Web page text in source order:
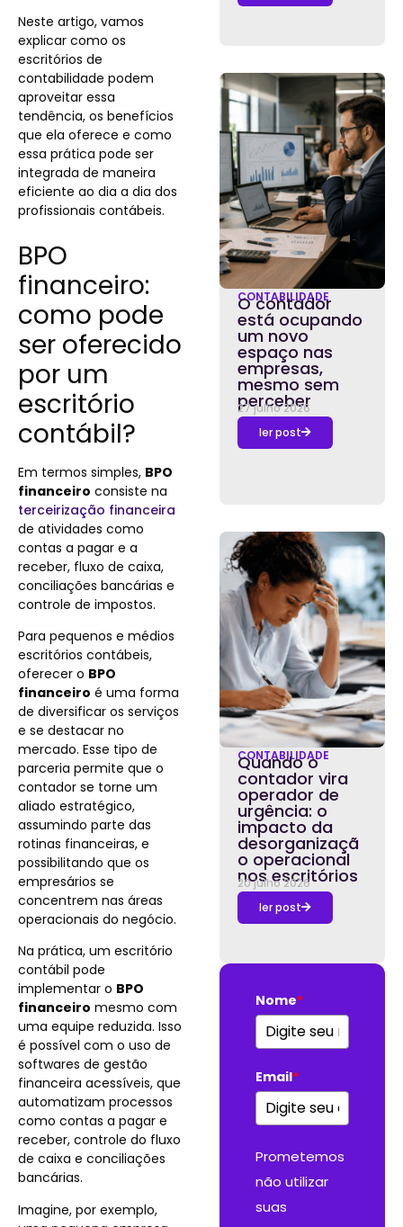
Neste artigo, vamos
explicar como os
escritórios de
contabilidade podem
aproveitar essa
tendência, os benefícios
que ela oferece e como
essa prática pode ser
integrada de maneira
eficiente ao dia a dia dos
profissionais contábeis.
BPO
financeiro:
como pode
ser oferecido
por um
escritório
contábil?
Em termos simples, BPO
financeiro consiste na
terceirização financeira
de atividades como
contas a pagar e a
receber, fluxo de caixa,
conciliações bancárias e
controle de impostos.
Para pequenos e médios
escritórios contábeis,
oferecer o BPO
financeiro é uma forma
de diversificar os serviços
e se destacar no
mercado. Esse tipo de
parceria permite que o
contador se torne um
aliado estratégico,
assumindo parte das
rotinas financeiras, e
possibilitando que os
empresários se
concentrem nas áreas
operacionais do negócio.
Na prática, um escritório
contábil pode
implementar o BPO
financeiro mesmo com
uma equipe reduzida. Isso
é possível com o uso de
softwares de gestão
financeira acessíveis, que
automatizam processos
como contas a pagar e
receber, controle do fluxo
de caixa e conciliações
bancárias.
Imagine, por exemplo,
CONTABILIDADE
O contador
está ocupando
um novo
espaço nas
empresas,
mesmo sem
perceber
27 julho 2026
ler post
CONTABILIDADE
Quando o
contador vira
operador de
urgência: o
impacto da
desorganizaçã
o operacional
nos escritórios
20 julho 2026
ler post
Nome*
Email*
Prometemos
não utilizar
suas